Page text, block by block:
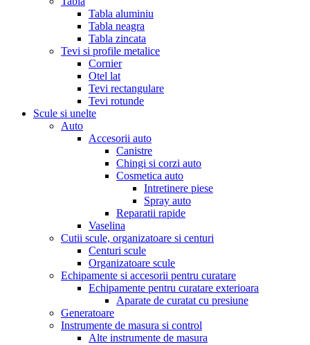
Tabla aluminiu
Tabla neagra
Tabla zincata
Tevi si profile metalice
Cornier
Otel lat
Tevi rectangulare
Tevi rotunde
Scule si unelte
Auto
Accesorii auto
Canistre
Chingi si corzi auto
Cosmetica auto
Intretinere piese
Spray auto
Reparatii rapide
Vaselina
Cutii scule, organizatoare si centuri
Centuri scule
Organizatoare scule
Echipamente si accesorii pentru curatare
Echipamente pentru curatare exterioara
Aparate de curatat cu presiune
Generatoare
Instrumente de masura si control
Alte instrumente de masura